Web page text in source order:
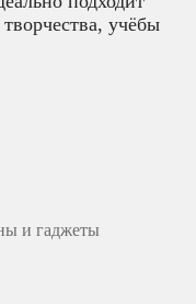
учёбы
и гаджеты